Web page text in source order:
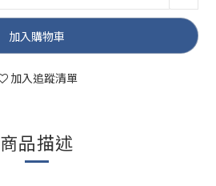
加入購物車
加入追蹤清單
商品描述